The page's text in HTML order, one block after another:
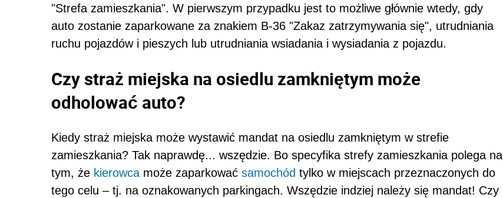
"Strefa zamieszkania". W pierwszym przypadku jest to możliwe głównie wtedy, gdy
auto zostanie zaparkowane za znakiem B-36 "Zakaz zatrzymywania się", utrudniania
ruchu pojazdów i pieszych lub utrudniania wsiadania i wysiadania z pojazdu.
Czy straż miejska na osiedlu zamkniętym może
odholować auto?
Kiedy straż miejska może wystawić mandat na osiedlu zamkniętym w strefie
zamieszkania? Tak naprawdę... wszędzie. Bo specyfika strefy zamieszkania polega na
tym, że kierowca może zaparkować samochód tylko w miejscach przeznaczonych do
tego celu – tj. na oznakowanych parkingach. Wszędzie indziej należy się mandat! Czy